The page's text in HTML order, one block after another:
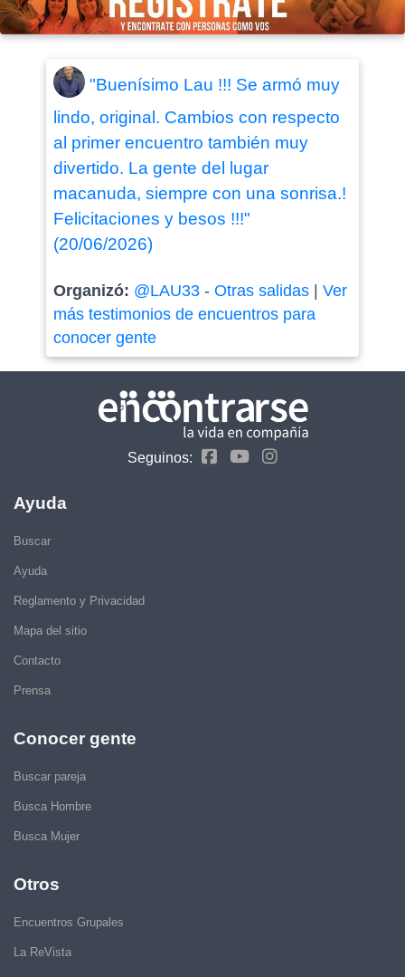
"Buenísimo Lau !!! Se armó muy
lindo, original. Cambios con respecto
al primer encuentro también muy
divertido. La gente del lugar
macanuda, siempre con una sonrisa.!
Felicitaciones y besos !!!"
(20/06/2026)
Organizó: @LAU33- Otras salidas| Ver
más testimonios de encuentros para
conocer gente
Seguinos:
Ayuda
Buscar
Ayuda
Reglamento y Privacidad
Mapa del sitio
Contacto
Prensa
Conocer gente
Buscar pareja
Busca Hombre
Busca Mujer
Otros
Encuentros Grupales
La ReVista